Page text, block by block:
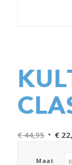
€44,95
was:
€
Maat